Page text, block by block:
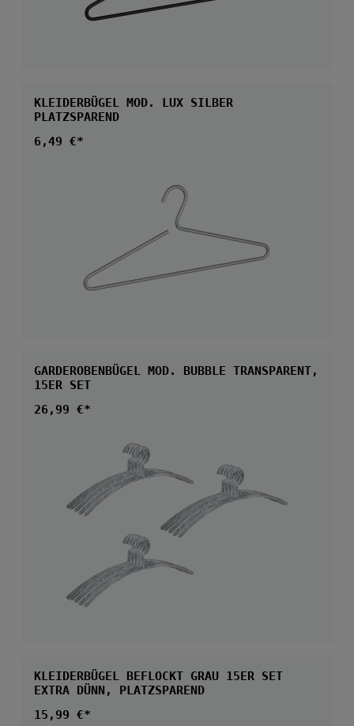
KLEIDERBÜGEL MOD. LUX SILBER
PLATZSPAREND
Regulärer Preis:
6,49 €*
GARDEROBENBÜGEL MOD. BUBBLE TRANSPARENT,
15ER SET
Regulärer Preis:
26,99 €*
KLEIDERBÜGEL BEFLOCKT GRAU 15ER SET
EXTRA DÜNN, PLATZSPAREND
Regulärer Preis:
15,99 €*